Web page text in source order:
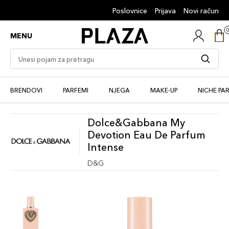
Poslovnice Prijava Novi račun
MENU
BRENDOVI PARFEMI NJEGA MAKE-UP NICHE
Dolce&Gabbana My
Devotion Eau De Parfum
Intense
D&G